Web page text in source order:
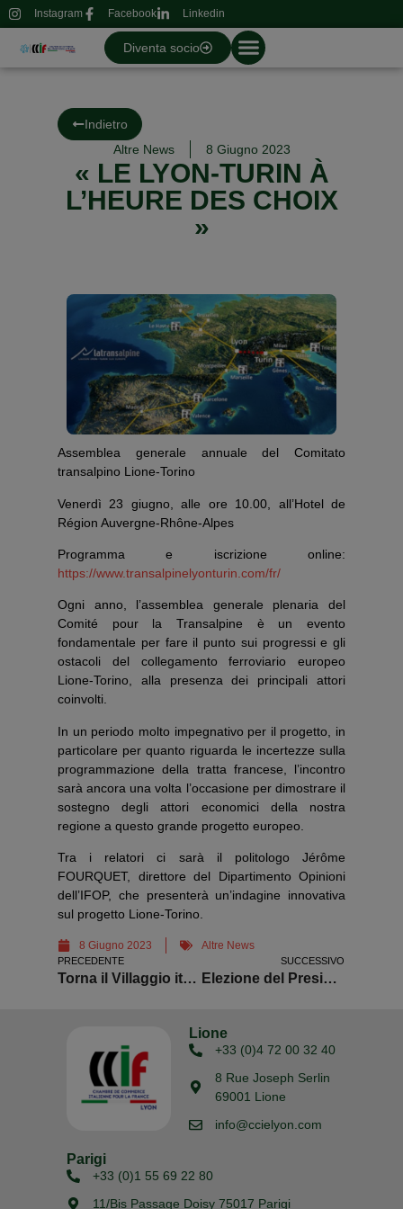
Instagram Facebook Linkedin
Diventa socio
Indietro
Altre News
8 Giugno 2023
« LE LYON-TURIN À
L’HEURE DES CHOIX
»
Assemblea generale annuale del Comitato
transalpino Lione-Torino
Venerdì 23 giugno, alle ore 10.00, all’Hotel de
Région Auvergne-Rhône-Alpes
Programma e iscrizione online:
https://www.transalpinelyonturin.com/fr/
Ogni anno, l’assemblea generale plenaria del
Comité pour la Transalpine è un evento
fondamentale per fare il punto sui progressi e gli
ostacoli del collegamento ferroviario europeo
Lione-Torino, alla presenza dei principali attori
coinvolti.
In un periodo molto impegnativo per il progetto, in
particolare per quanto riguarda le incertezze sulla
programmazione della tratta francese, l’incontro
sarà ancora una volta l’occasione per dimostrare il
sostegno degli attori economici della nostra
regione a questo grande progetto europeo.
Tra i relatori ci sarà il politologo Jérôme
FOURQUET, direttore del Dipartimento Opinioni
dell’IFOP, che presenterà un’indagine innovativa
sul progetto Lione-Torino.
8 Giugno 2023 Altre News
PRECEDENTE
Torna il Villaggio italiano a Chambéry
SUCCESSIVO
Elezione del Presidente e del Consiglio di Amministrazione
Lione
+33 (0)4 72 00 32 40
8 Rue Joseph Serlin
69001 Lione
info@ccielyon.com
Parigi
+33 (0)1 55 69 22 80
11/Bis Passage Doisy 75017 Parigi